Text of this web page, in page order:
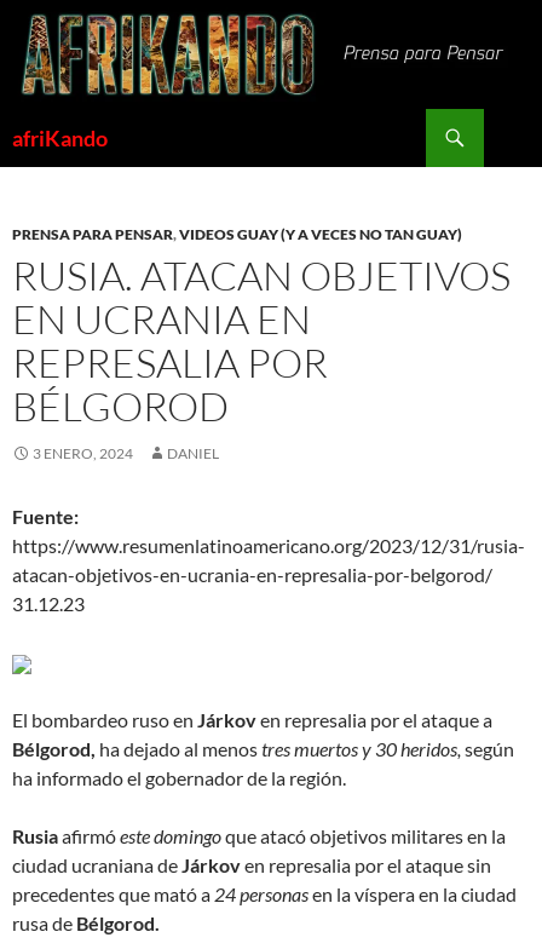
Saltar
contenido
afriKando
PRENSA PARA PENSAR,VIDEOS GUAY (Y A VECES NO TAN GUAY)
RUSIA. ATACAN OBJETIVOS
EN UCRANIA EN
REPRESALIA POR
BÉLGOROD
3 ENERO, 2024 DANIEL
Fuente:
https://www.resumenlatinoamericano.org/2023/12/31/rusia-
atacan-objetivos-en-ucrania-en-represalia-por-belgorod/
31.12.23
El bombardeo ruso en Járkoven represalia por el ataque a
Bélgorod, ha dejado al menostres muertos y 30 heridos, según
ha informado el gobernador de la región.
Rusiaafirmóeste domingoque atacó objetivos militares en la
ciudad ucraniana deJárkoven represalia por el ataque sin
precedentes que mató a 24 personasen la víspera en la ciudad
rusa de Bélgorod.